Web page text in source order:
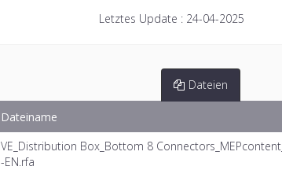
Letztes Update : 24-04-2025
Dateien
Dateiname
VE_Distribution Box_Bottom 8
-EN.rfa